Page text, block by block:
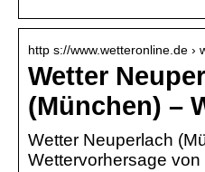
http s://www.wetteronline.de ›
Wetter
(München) –
Wetter Neuperlach
Wettervorhersage von